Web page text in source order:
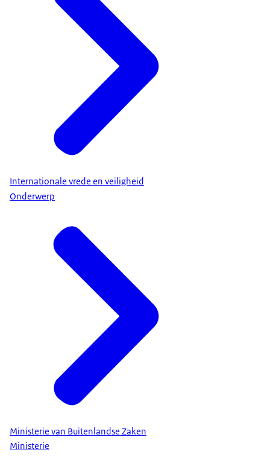
Internationale vrede en veiligheid
Onderwerp
Ministerie van Buitenlandse Zaken
Ministerie